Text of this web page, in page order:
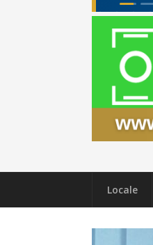
Locale